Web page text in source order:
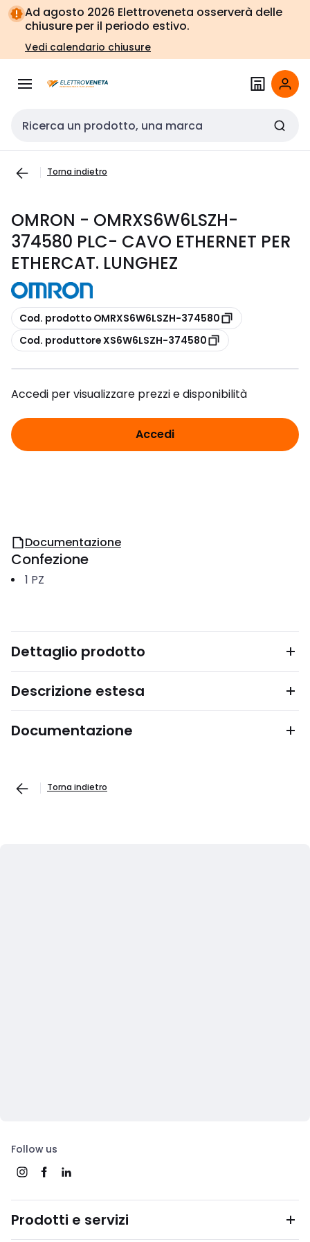
Vai alla
navigazione
Vai
alla
pagina
Ad agosto 2026 Elettroveneta osserverà delle
chiusure per il periodo estivo.
Vedi calendario chiusure
Cerca input
Torna indietro
OMRON - OMRXS6W6LSZH-
374580 PLC- CAVO ETHERNET PER
ETHERCAT. LUNGHEZ
copia
Cod. prodotto OMRXS6W6LSZH-374580
copia
Cod. produttore XS6W6LSZH-374580
Accedi per visualizzare prezzi e disponibilità
Accedi
Documentazione
Confezione
1 PZ
Dettaglio prodotto
Descrizione estesa
Documentazione
Torna indietro
Follow us
Prodotti e servizi